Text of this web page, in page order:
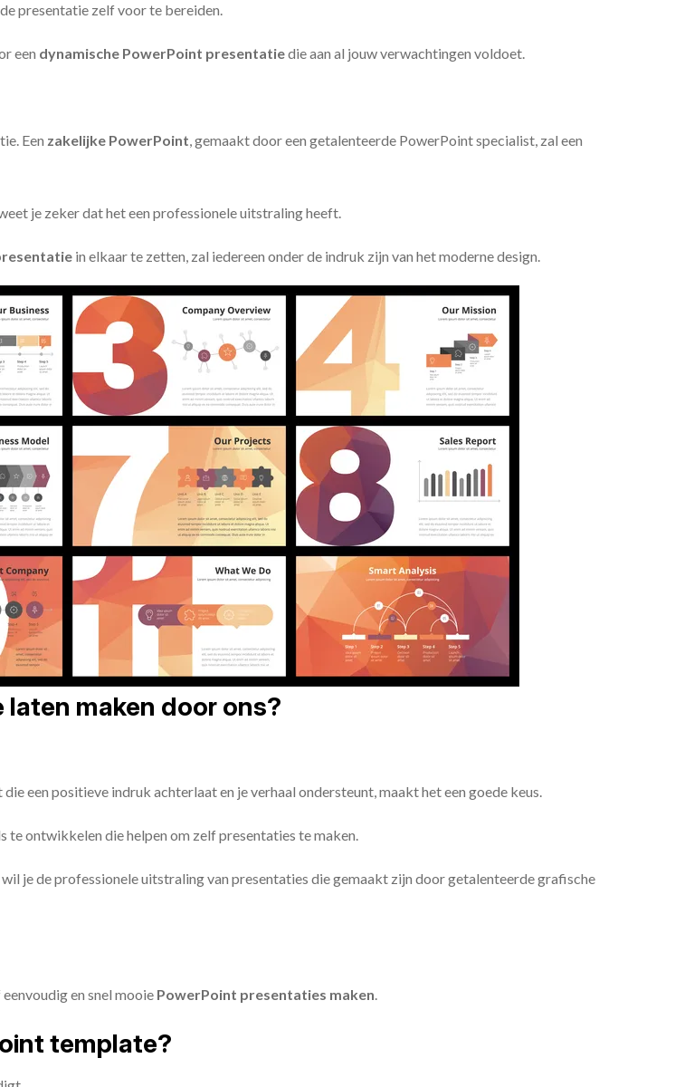
presentatie zelf voor te bereiden.
een dynamische PowerPoint presentatiedie aan al jouw verwachtingen voldoet.
Een zakelijke PowerPoint, gemaakt door een getalenteerde PowerPoint specialist, zal een
je zeker dat het een professionele uitstraling heeft.
in elkaar te zetten, zal iedereen onder de indruk zijn van het moderne design.
laten maken door ons?
een positieve indruk achterlaat en je verhaal ondersteunt, maakt het een goede keus.
te ontwikkelen die helpen om zelf presentaties te maken.
je de professionele uitstraling van presentaties die gemaakt zijn door getalenteerde grafische
en snel mooie PowerPoint presentaties maken.
template?